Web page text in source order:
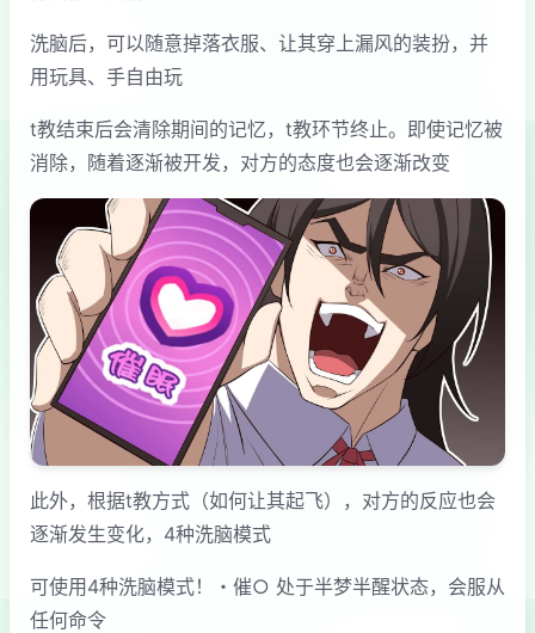
洗脑后，可以随意掉落衣服、让其穿上漏风的装扮，并
用玩具、手自由玩
t教结束后会清除期间的记忆，t教环节终止。即使记忆被
消除，随着逐渐被开发，对方的态度也会逐渐改变
此外，根据t教方式（如何让其起飞），对方的反应也会
逐渐发生变化，4种洗脑模式
可使用4种洗脑模式！・催○ 处于半梦半醒状态，会服从
任何命令